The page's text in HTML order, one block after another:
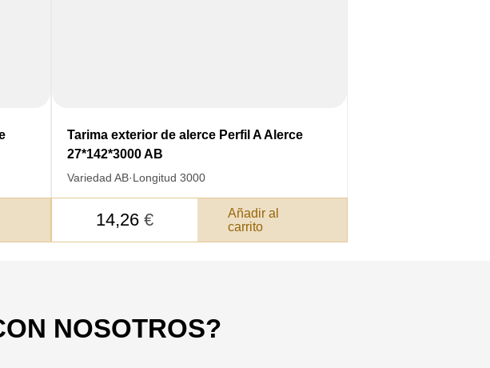
Tarima exterior de alerce Perfil A Alerce
27*142*3000 AB
Variedad AB·Longitud 3000
14,26 €
Añadir al
carrito
NOSOTROS?